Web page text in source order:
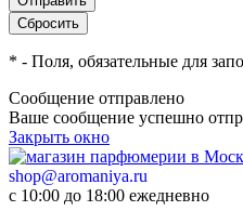
* - Поля, обязательные для
Сообщение отправлено
Ваше сообщение успешно
Закрыть окно
shop@aromaniya.ru
с 10:00 до 18:00 ежедневно